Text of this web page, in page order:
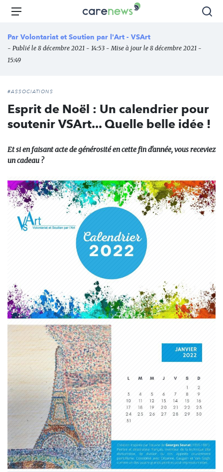
Aller
principal
Carenews,
média
des
Menu
Par Volontariat et Soutien par l'Art - VSArt
- Publié le 8 décembre 2021 - 14:53 - Mise à jour le 8 décembre 2021 -
15:49
#ASSOCIATIONS
Esprit de Noël : Un calendrier pour
soutenir VSArt... Quelle belle idée !
Et si en faisant acte de générosité en cette fin d'année, vous receviez
un cadeau ?